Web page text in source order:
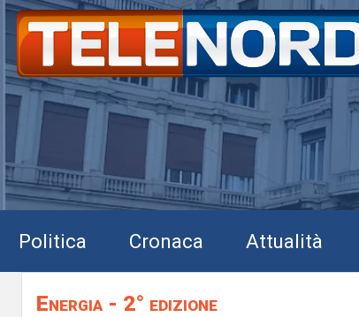
Politica Cronaca Attualità
Energia - 2° edizione